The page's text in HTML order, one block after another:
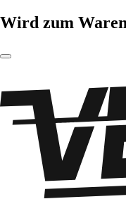
Wird zum